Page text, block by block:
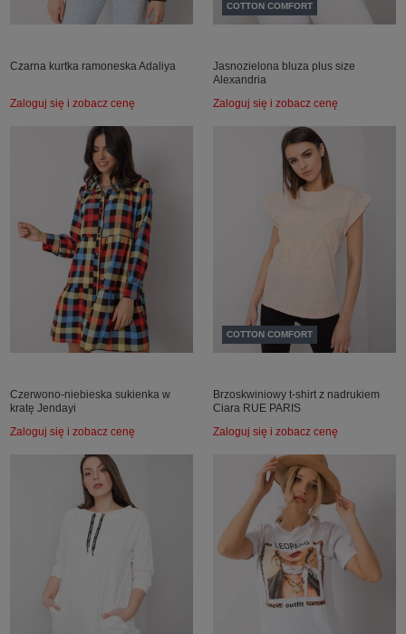
Czarna kurtka ramoneska Adaliya
Zaloguj się i zobacz cenę
COTTON COMFORT
Jasnozielona bluza plus size
Alexandria
Zaloguj się i zobacz cenę
Czerwono-niebieska sukienka w
kratę Jendayi
Zaloguj się i zobacz cenę
COTTON COMFORT
Brzoskwiniowy t-shirt z nadrukiem
Ciara RUE PARIS
Zaloguj się i zobacz cenę